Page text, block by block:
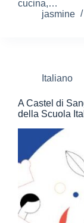
cucina,…
jasmine
Italiano
A Castel di
della Scuola